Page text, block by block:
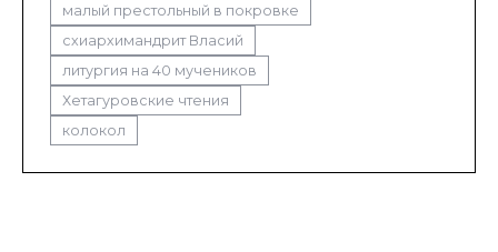
малый престольный в покровке
схиархимандрит Власий
литургия на 40 мучеников
Хетагуровские чтения
колокол